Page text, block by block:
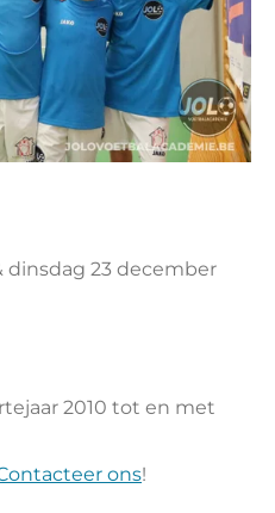
dinsdag 23 december
2010 tot en met
ons!